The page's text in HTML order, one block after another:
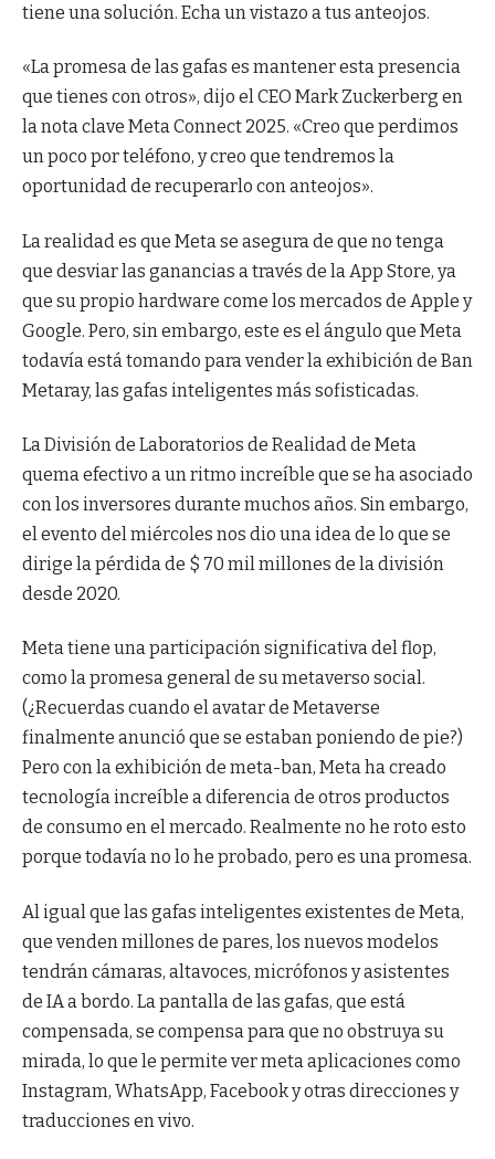
tiene una solución. Echa un vistazo a tus anteojos.
«La promesa de las gafas es mantener esta presencia
que tienes con otros», dijo el CEO Mark Zuckerberg en
la nota clave Meta Connect 2025. «Creo que perdimos
un poco por teléfono, y creo que tendremos la
oportunidad de recuperarlo con anteojos».
La realidad es que Meta se asegura de que no tenga
que desviar las ganancias a través de la App Store, ya
que su propio hardware come los mercados de Apple y
Google. Pero, sin embargo, este es el ángulo que Meta
todavía está tomando para vender la exhibición de Ban
Metaray, las gafas inteligentes más sofisticadas.
La División de Laboratorios de Realidad de Meta
quema efectivo a un ritmo increíble que se ha asociado
con los inversores durante muchos años. Sin embargo,
el evento del miércoles nos dio una idea de lo que se
dirige la pérdida de $ 70 mil millones de la división
desde 2020.
Meta tiene una participación significativa del flop,
como la promesa general de su metaverso social.
(¿Recuerdas cuando el avatar de Metaverse
finalmente anunció que se estaban poniendo de pie?)
Pero con la exhibición de meta-ban, Meta ha creado
tecnología increíble a diferencia de otros productos
de consumo en el mercado. Realmente no he roto esto
porque todavía no lo he probado, pero es una promesa.
Al igual que las gafas inteligentes existentes de Meta,
que venden millones de pares, los nuevos modelos
tendrán cámaras, altavoces, micrófonos y asistentes
de IA a bordo. La pantalla de las gafas, que está
compensada, se compensa para que no obstruya su
mirada, lo que le permite ver meta aplicaciones como
Instagram, WhatsApp, Facebook y otras direcciones y
traducciones en vivo.